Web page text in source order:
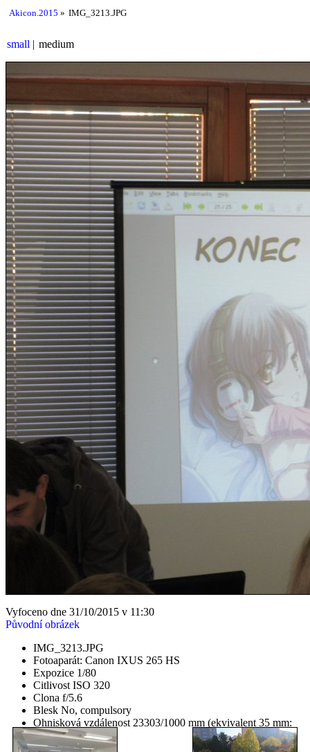
Akicon.2015 IMG_3213.JPG
small medium
Vyfoceno dne 31/10/2015 v 11:30
Původní obrázek
IMG_3213.JPG
Fotoaparát: Canon IXUS 265 HS
Expozice 1/80
Citlivost ISO 320
Clona f/5.6
Blesk No, compulsory
Ohnisková vzdálenost 23303/1000 mm (ekvivalent 35 mm:
None mm)